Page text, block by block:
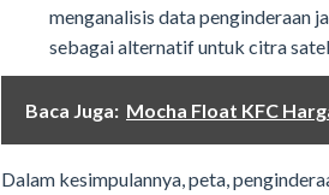
menganalisis data penginderaan
sebagai alternatif untuk citra
Baca Juga: Mocha Float KFC
Dalam kesimpulannya, peta,